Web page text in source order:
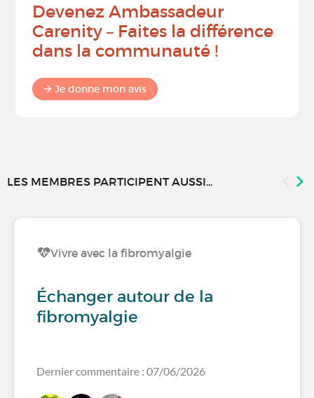
Devenez Ambassadeur
Carenity – Faites la différence
dans la communauté !
Je donne mon avis
LES MEMBRES PARTICIPENT AUSSI...
Vivre avec la fibromyalgie
Échanger autour de la
fibromyalgie
Dernier commentaire : 07/06/2026